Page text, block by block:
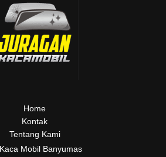
Home
Kontak
Tentang Kami
Kaca Mobil Banyumas